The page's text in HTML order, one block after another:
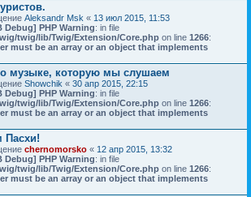
Aleksandr Msk « 13 июл 2015, 11:53
Debug] PHP Warning: in file
twig/lib/Twig/Extension/Core.php on line 1266:
must be an array or an object that implements
о музыке, которую мы слушаем
Showchik « 30 апр 2015, 22:15
Debug] PHP Warning: in file
twig/lib/Twig/Extension/Core.php on line 1266:
must be an array or an object that implements
Пасхи!
chernomorsko « 12 апр 2015, 13:32
Debug] PHP Warning: in file
twig/lib/Twig/Extension/Core.php on line 1266:
must be an array or an object that implements